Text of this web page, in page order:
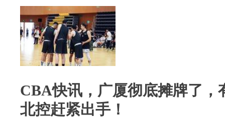
CBA快讯，广厦彻底摊牌了，
北控赶紧出手！